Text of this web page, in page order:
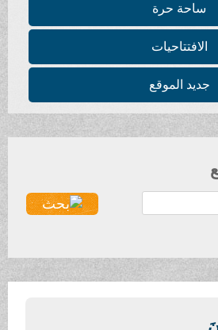
ساحة حرة
الافتتاحيات
الموقع